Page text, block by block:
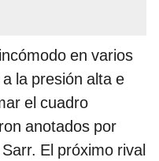
en varios
la presión alta e
el cuadro
anotados por
El próximo rival